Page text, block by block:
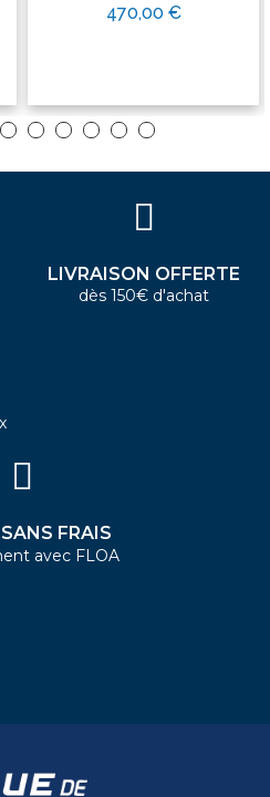
470,00 €
LIVRAISON OFFERTE
dès 150€ d'achat
FRAIS
avec FLOA